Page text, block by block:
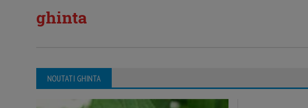
ghinta
NOUTATI GHINTA